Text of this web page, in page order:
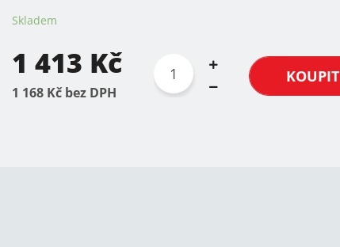
Skladem
1 413 Kč
1 168 Kč bez DPH
KOUPIT